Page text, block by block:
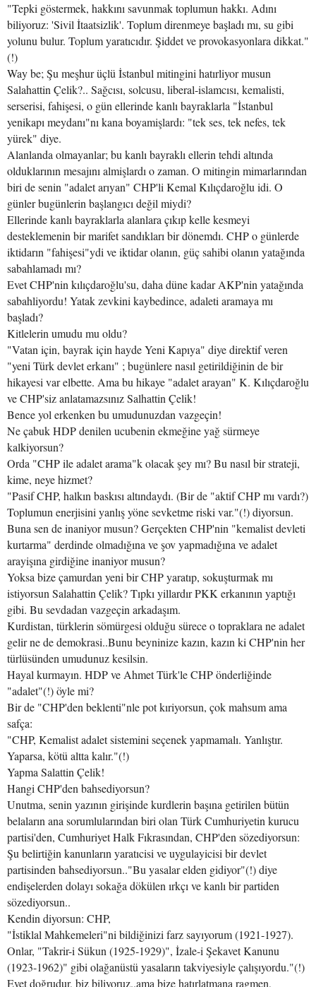
"Tepki göstermek, hakkını savunmak toplumun hakkı. Adını
biliyoruz: 'Sivil İtaatsizlik'. Toplum direnmeye başladı mı, su gibi
yolunu bulur. Toplum yaratıcıdır. Şiddet ve provokasyonlara dikkat."
(!)
Way be; Şu meşhur üçlü İstanbul mitingini hatırliyor musun
Salahattin Çelik?.. Sağcısı, solcusu, liberal-islamcısı, kemalisti,
serserisi, fahişesi, o gün ellerinde kanlı bayraklarla "İstanbul
yenikapı meydanı"nı kana boyamişlardı: "tek ses, tek nefes, tek
yürek" diye.
Alanlanda olmayanlar; bu kanlı bayraklı ellerin tehdi altında
olduklarının mesajını almişlardı o zaman. O mitingin mimarlarından
biri de senin "adalet arıyan" CHP'li Kemal Kılıçdaroğlu idi. O
günler bugünlerin başlangıcı değil miydi?
Ellerinde kanlı bayraklarla alanlara çıkıp kelle kesmeyi
desteklemenin bir marifet sandıkları bir dönemdı. CHP o günlerde
iktidarın "fahişesi"ydi ve iktidar olanın, güç sahibi olanın yatağında
sabahlamadı mı?
Evet CHP'nin kılıçdaroğlu'su, daha düne kadar AKP'nin yatağında
sabahliyordu! Yatak zevkini kaybedince, adaleti aramaya mı
başladı?
Kitlelerin umudu mu oldu?
"Vatan için, bayrak için hayde Yeni Kapıya" diye direktif veren
"yeni Türk devlet erkanı" ; bugünlere nasıl getirildiğinin de bir
hikayesi var elbette. Ama bu hikaye "adalet arayan" K. Kılıçdaroğlu
ve CHP'siz anlatamazsınız Salhattin Çelik!
Bence yol erkenken bu umudunuzdan vazgeçin!
Ne çabuk HDP denilen ucubenin ekmeğine yağ sürmeye
kalkiyorsun?
Orda "CHP ile adalet arama"k olacak şey mı? Bu nasıl bir strateji,
kime, neye hizmet?
"Pasif CHP, halkın baskısı altındaydı. (Bir de "aktif CHP mı vardı?)
Toplumun enerjisini yanlış yöne sevketme riski var."(!) diyorsun.
Buna sen de inaniyor musun? Gerçekten CHP'nin "kemalist devleti
kurtarma" derdinde olmadığına ve şov yapmadığına ve adalet
arayişına girdiğine inaniyor musun?
Yoksa bize çamurdan yeni bir CHP yaratıp, sokuşturmak mı
istiyorsun Salahattin Çelik? Tıpkı yillardır PKK erkanının yaptığı
gibi. Bu sevdadan vazgeçin arkadaşım.
Kurdistan, türklerin sömürgesi olduğu sürece o topraklara ne adalet
gelir ne de demokrasi..Bunu beyninize kazın, kazın ki CHP'nin her
türlüsünden umudunuz kesilsin.
Hayal kurmayın. HDP ve Ahmet Türk'le CHP önderliğinde
"adalet"(!) öyle mi?
Bir de "CHP'den beklenti"nle pot kıriyorsun, çok mahsum ama
safça:
"CHP, Kemalist adalet sistemini seçenek yapmamalı. Yanlıştır.
Yaparsa, kötü altta kalır."(!)
Yapma Salattin Çelik!
Hangi CHP'den bahsediyorsun?
Unutma, senin yazının girişinde kurdlerin başına getirilen bütün
belaların ana sorumlularından biri olan Türk Cumhuriyetin kurucu
partisi'den, Cumhuriyet Halk Fıkrasından, CHP'den sözediyorsun:
Şu belirtiğin kanunların yaratıcisi ve uygulayicisi bir devlet
partisinden bahsediyorsun.."Bu yasalar elden gidiyor"(!) diye
endişelerden dolayı sokağa dökülen ırkçı ve kanlı bir partiden
sözediyorsun..
Kendin diyorsun: CHP,
"İstiklal Mahkemeleri"ni bildiğinizi farz sayıyorum (1921-1927).
Onlar, "Takrir-i Sükun (1925-1929)", İzale-i Şekavet Kanunu
(1923-1962)" gibi olağanüstü yasaların takviyesiyle çalışıyordu."(!)
Evet doğrudur, biz biliyoruz..ama bize hatırlatmana ragmen,